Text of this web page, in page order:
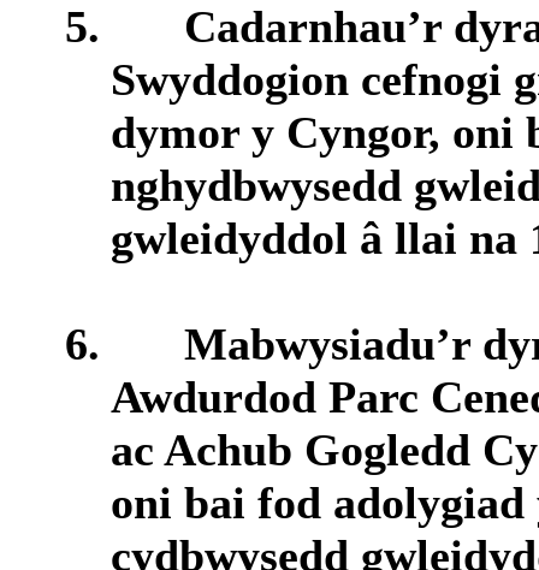
5.
Cadarnhau’r
Swyddogion cefnogi
dymor y Cyngor, oni
nghydbwysedd
gwleidyddol â llai na
6.
Mabwysiadu’r
Awdurdod Parc
ac Achub Gogledd
oni bai fod
cydbwysedd